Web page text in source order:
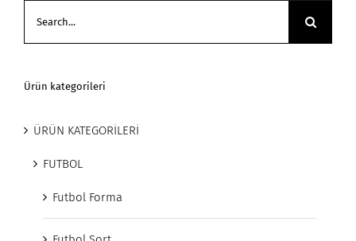
Ürün kategorileri
ÜRÜN KATEGORİLERİ
FUTBOL
Futbol Forma